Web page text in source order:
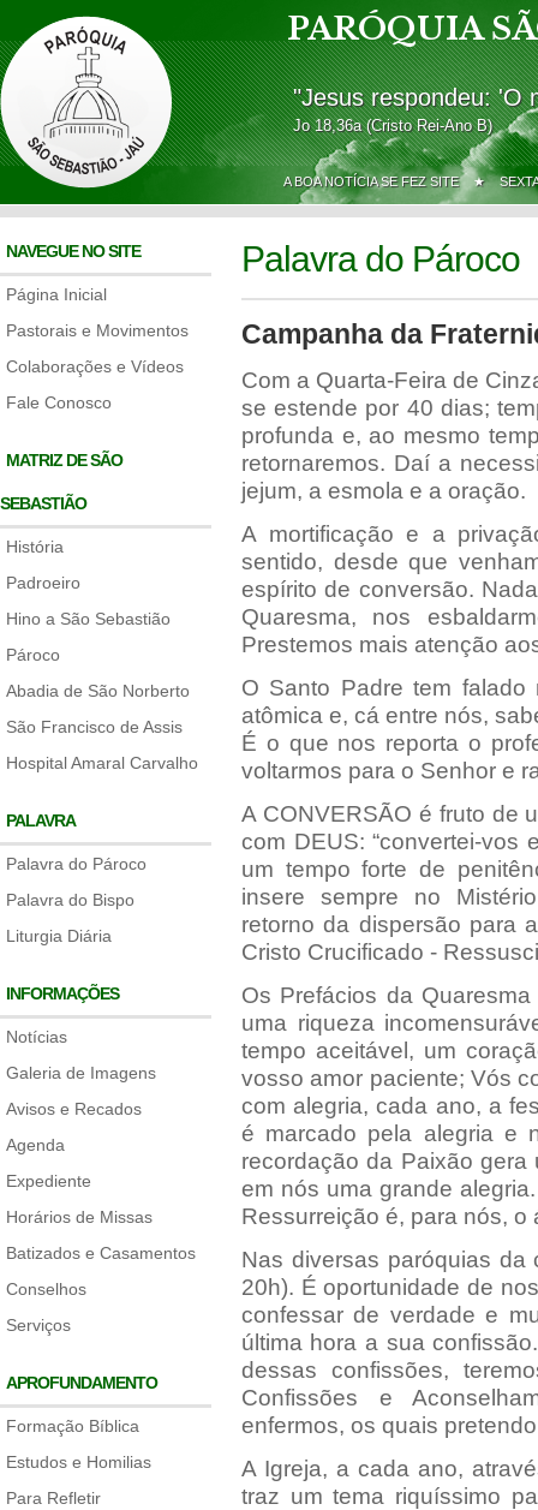
PARÓQUIA
"Jesus respondeu: 'O
Jo 18,36a (Cristo Rei-Ano B)
A BOA NOTÍCIA SE FEZ SITE ★
NAVEGUE NO SITE
Página Inicial
Pastorais e Movimentos
Colaborações e Vídeos
Fale Conosco
MATRIZ DE SÃO
SEBASTIÃO
História
Padroeiro
Hino a São Sebastião
Pároco
Abadia de São Norberto
São Francisco de Assis
Hospital Amaral Carvalho
PALAVRA
Palavra do Pároco
Palavra do Bispo
Liturgia Diária
INFORMAÇÕES
Notícias
Galeria de Imagens
Avisos e Recados
Agenda
Expediente
Horários de Missas
Batizados e Casamentos
Conselhos
Serviços
APROFUNDAMENTO
Formação Bíblica
Estudos e Homilias
Para Refletir
Palavra do Pároco
Campanha da
Com a Quarta-Feira de
se estende por 40 dias;
profunda e, ao mesmo
retornaremos. Daí a
jejum, a esmola e a oração.
A mortificação e a
sentido, desde que
espírito de conversão.
Quaresma, nos
Prestemos mais atenção
O Santo Padre tem
atômica e, cá entre nós,
É o que nos reporta o
voltarmos para o Senhor e
A CONVERSÃO é fruto de
com DEUS: “convertei-vos
um tempo forte de
insere sempre no
retorno da dispersão para
Cristo Crucificado -
Os Prefácios da
uma riqueza
tempo aceitável, um
vosso amor paciente; Vós
com alegria, cada ano, a
é marcado pela alegria e
recordação da Paixão
em nós uma grande
Ressurreição é, para nós, o
Nas diversas paróquias da
20h). É oportunidade de
confessar de verdade e
última hora a sua
dessas confissões,
Confissões e
enfermos, os quais
A Igreja, a cada ano,
traz um tema riquíssimo